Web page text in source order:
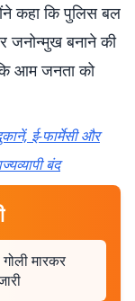
कहा कि पुलिस बल
जनोन्मुख बनाने की
आम जनता को
ई-फार्मेसी और
बंद
मारकर